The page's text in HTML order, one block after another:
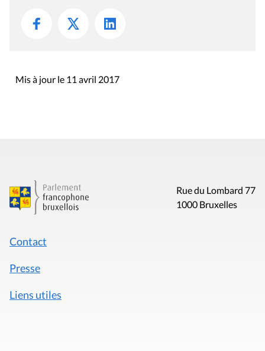
Mis à jour le 11 avril 2017
Rue du Lombard 77
1000 Bruxelles
Contact
Presse
Liens utiles